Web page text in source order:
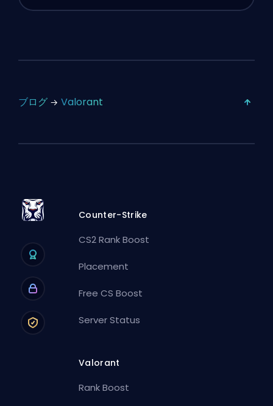
ブログ Valorant
Counter-Strike
CS2 Rank Boost
Placement
Free CS Boost
Server Status
Valorant
Rank Boost